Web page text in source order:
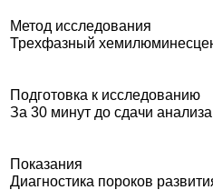
Метод исследования
Трехфазный
Подготовка к исследованию
За 30 минут до сдачи анализа
Показания
Диагностика пороков